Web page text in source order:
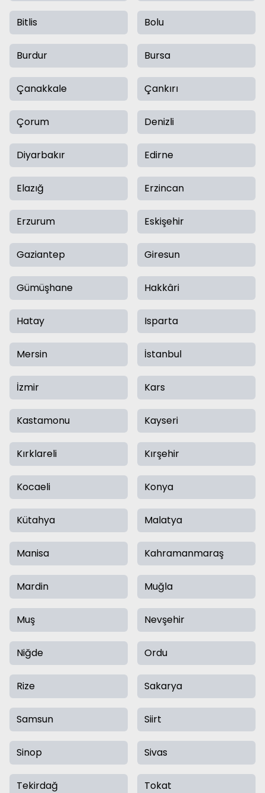
Bitlis Bolu
Burdur Bursa
Çanakkale Çankırı
Çorum Denizli
Diyarbakır Edirne
Elazığ Erzincan
Erzurum Eskişehir
Gaziantep Giresun
Gümüşhane Hakkâri
Hatay Isparta
Mersin İstanbul
İzmir Kars
Kastamonu Kayseri
Kırklareli Kırşehir
Kocaeli Konya
Kütahya Malatya
Manisa Kahramanmaraş
Mardin Muğla
Muş Nevşehir
Niğde Ordu
Rize Sakarya
Samsun Siirt
Sinop Sivas
Tekirdağ Tokat